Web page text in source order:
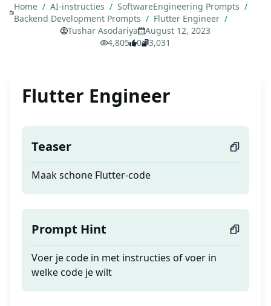
Home / AI-instructies / SoftwareEngineering Prompts /
Backend Development Prompts / Flutter Engineer /
Tushar Asodariya
August 12, 2023
4,805
0 3,031
Flutter Engineer
Teaser
Maak schone Flutter-code
Prompt Hint
Voer je code in met instructies of voer in
welke code je wilt